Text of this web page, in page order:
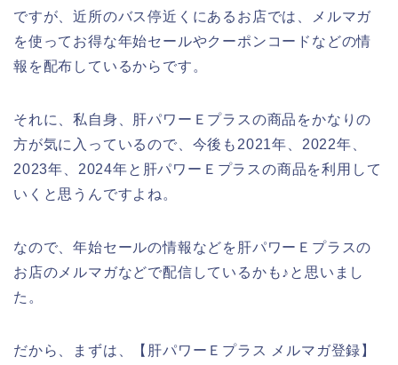
ですが、近所のバス停近くにあるお店では、メルマガ
を使ってお得な年始セールやクーポンコードなどの情
報を配布しているからです。
それに、私自身、肝パワーＥプラスの商品をかなりの
方が気に入っているので、今後も2021年、2022年、
2023年、2024年と肝パワーＥプラスの商品を利用して
いくと思うんですよね。
なので、年始セールの情報などを肝パワーＥプラスの
お店のメルマガなどで配信しているかも♪と思いまし
た。
だから、まずは、【肝パワーＥプラス メルマガ登録】